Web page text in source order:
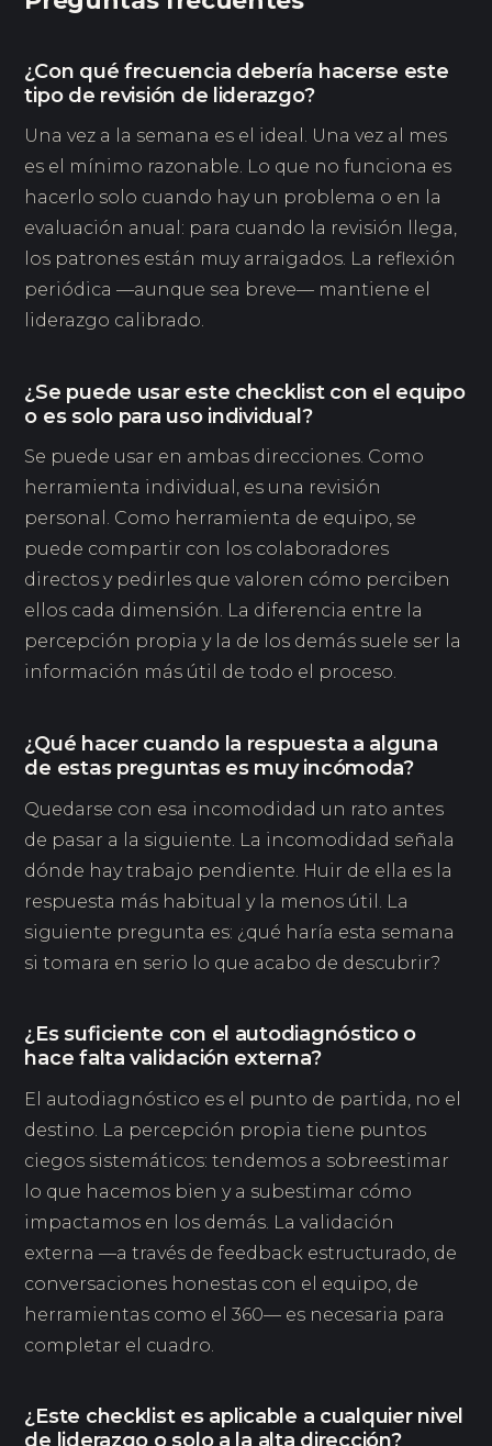
¿Con qué frecuencia debería hacerse este
tipo de revisión de liderazgo?
Una vez a la semana es el ideal. Una vez al mes
es el mínimo razonable. Lo que no funciona es
hacerlo solo cuando hay un problema o en la
evaluación anual: para cuando la revisión llega,
los patrones están muy arraigados. La reflexión
periódica —aunque sea breve— mantiene el
liderazgo calibrado.
¿Se puede usar este checklist con el equipo
o es solo para uso individual?
Se puede usar en ambas direcciones. Como
herramienta individual, es una revisión
personal. Como herramienta de equipo, se
puede compartir con los colaboradores
directos y pedirles que valoren cómo perciben
ellos cada dimensión. La diferencia entre la
percepción propia y la de los demás suele ser la
información más útil de todo el proceso.
¿Qué hacer cuando la respuesta a alguna
de estas preguntas es muy incómoda?
Quedarse con esa incomodidad un rato antes
de pasar a la siguiente. La incomodidad señala
dónde hay trabajo pendiente. Huir de ella es la
respuesta más habitual y la menos útil. La
siguiente pregunta es: ¿qué haría esta semana
si tomara en serio lo que acabo de descubrir?
¿Es suficiente con el autodiagnóstico o
hace falta validación externa?
El autodiagnóstico es el punto de partida, no el
destino. La percepción propia tiene puntos
ciegos sistemáticos: tendemos a sobreestimar
lo que hacemos bien y a subestimar cómo
impactamos en los demás. La validación
externa —a través de feedback estructurado, de
conversaciones honestas con el equipo, de
herramientas como el 360— es necesaria para
completar el cuadro.
¿Este checklist es aplicable a cualquier nivel
de liderazgo o solo a la alta dirección?